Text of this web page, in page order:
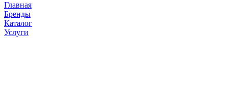
Главная
Бренды
Каталог
Услуги